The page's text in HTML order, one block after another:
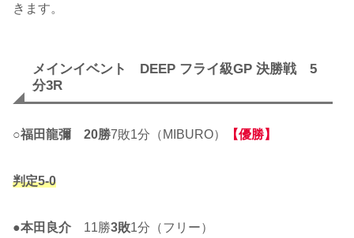
きます。
メインイベント DEEP フライ級GP 決勝戦 5
分3R
○福田龍彌 20勝7敗1分（MIBURO） 【優勝】
判定5-0
●本田良介 11勝3敗1分（フリー）